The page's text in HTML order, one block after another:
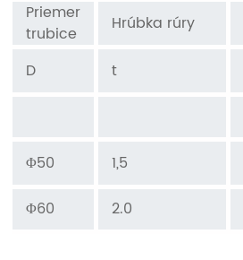
Priemer
trubice
Hrúbka rúry
D
t
Φ50 1,5
Φ60
2.0